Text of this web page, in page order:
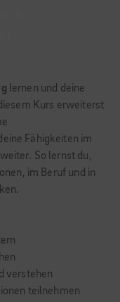
lernen und deine
Kurs erweiterst
Fähigkeiten im
So lernst du,
im Beruf und in
verstehen
teilnehmen